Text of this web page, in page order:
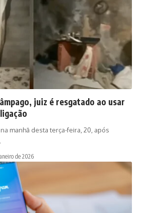
juiz é resgatado ao usar
manhã desta terça-feira, 20, após
de 2026